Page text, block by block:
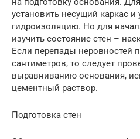
установить несущий каркас и
гидроизоляцию. Но для
изучить состояние стен –
Если перепады неровностей
сантиметров, то следует
выравниванию основания,
цементный раствор.
Подготовка стен